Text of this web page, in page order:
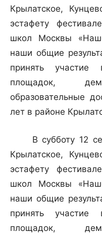
Крылатское,
эстафету
школ Москвы
наши общие
принять участие
площадок,
образовательные
лет в районе
В субботу 12
Крылатское,
эстафету
школ Москвы
наши общие
принять участие
площадок,